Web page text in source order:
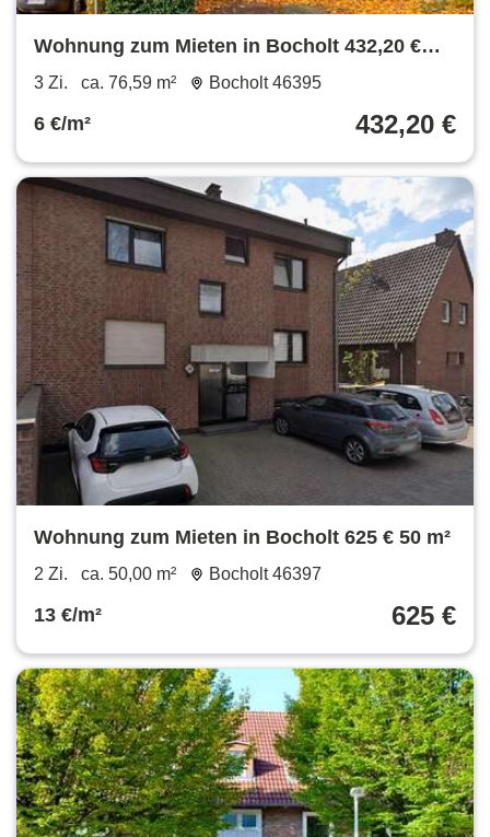
Wohnung zum Mieten in Bocholt 432,20 €
76.59 m²
3 Zi. ca. 76,59 m² Bocholt 46395
6 €/m² 432,20 €
Wohnung zum Mieten in Bocholt 625 € 50 m²
2 Zi. ca. 50,00 m² Bocholt 46397
13 €/m² 625 €